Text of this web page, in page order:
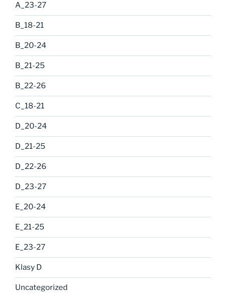
A_23-27
B_18-21
B_20-24
B_21-25
B_22-26
C_18-21
D_20-24
D_21-25
D_22-26
D_23-27
E_20-24
E_21-25
E_23-27
Klasy D
Uncategorized